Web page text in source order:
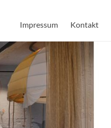
Impressum Kontakt